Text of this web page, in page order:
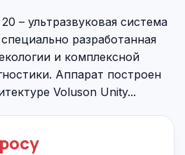
– ультразвуковая система
разработанная
и комплексной
Аппарат построен
Voluson Unity...